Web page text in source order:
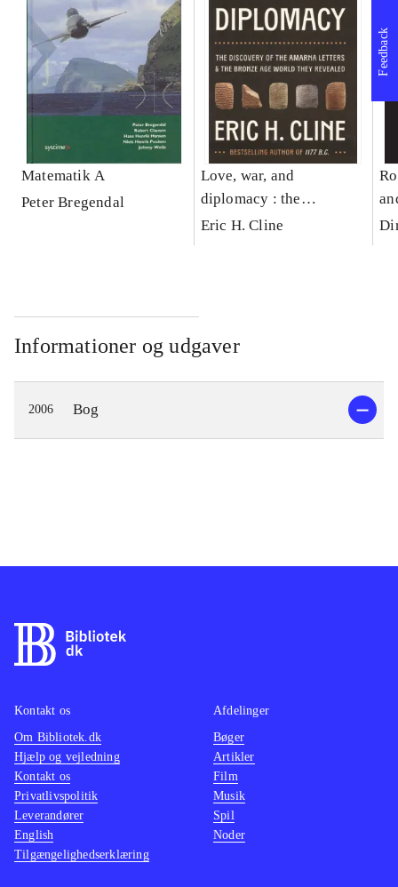
Matematik A
Peter Bregendal
Love, war, and
diplomacy : the
discovery of the Amarna
Eric H. Cline
Informationer og udgaver
2006 Bog
Feedback
Kontakt os
Om Bibliotek.dk
Hjælp og vejledning
Kontakt os
Privatlivspolitik
Leverandører
English
Tilgængelighedserklæring
Afdelinger
Bøger
Artikler
Film
Musik
Spil
Noder